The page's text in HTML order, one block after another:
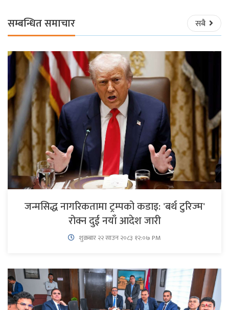
सम्बन्धित समाचार सबै
जन्मसिद्ध नागरिकतामा ट्रम्पको कडाइ: 'बर्थ टुरिज्म'
रोक्न दुई नयाँ आदेश जारी
शुक्रबार​ २२ साउन २०८३ १२:०७ PM